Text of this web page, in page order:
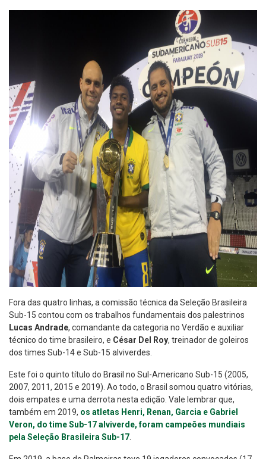
Fora das quatro linhas, a comissão técnica da Seleção Brasileira
Sub-15 contou com os trabalhos fundamentais dos palestrinos
Lucas Andrade, comandante da categoria no Verdão e auxiliar
técnico do time brasileiro, e César Del Roy, treinador de goleiros
dos times Sub-14 e Sub-15 alviverdes.
Este foi o quinto título do Brasil no Sul-Americano Sub-15 (2005,
2007, 2011, 2015 e 2019). Ao todo, o Brasil somou quatro vitórias,
dois empates e uma derrota nesta edição. Vale lembrar que,
também em 2019, os atletas Henri, Renan, Garcia e Gabriel
Veron, do time Sub-17 alviverde, foram campeões mundiais
pela Seleção Brasileira Sub-17.